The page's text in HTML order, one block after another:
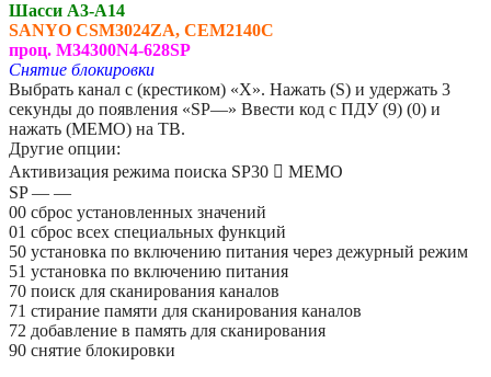
Шасси A3-A14
SANYO CSM3024ZA, CEM2140C
проц. M34300N4-628SP
Снятие блокировки
Выбрать канал с (крестиком) «Х». Нажать (S) и удержать 3
секунды до появления «SP—» Ввести код с ПДУ (9) (0) и
нажать (MEMO) на ТВ.
Другие опции:
Активизация режима поиска SP30  MEMO
SP — —
00 сброс установленных значений
01 сброс всех специальных функций
50 установка по включению питания через дежурный режим
51 установка по включению питания
70 поиск для сканирования каналов
71 стирание памяти для сканирования каналов
72 добавление в память для сканирования
90 снятие блокировки